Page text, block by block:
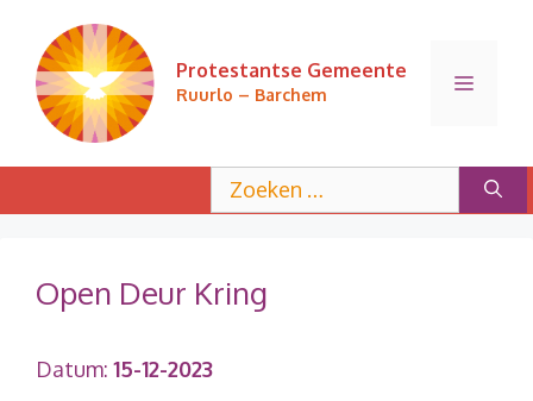
inhoud
Protestantse Gemeente
Ruurlo – Barchem
Menu
naar:
Open Deur Kring
Datum: 15-12-2023